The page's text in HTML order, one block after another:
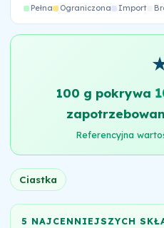
Pełna Ograniczona Import
100 g pokrywa
Referencyjna
Ciastka
5 NAJCENNIEJSZYCH